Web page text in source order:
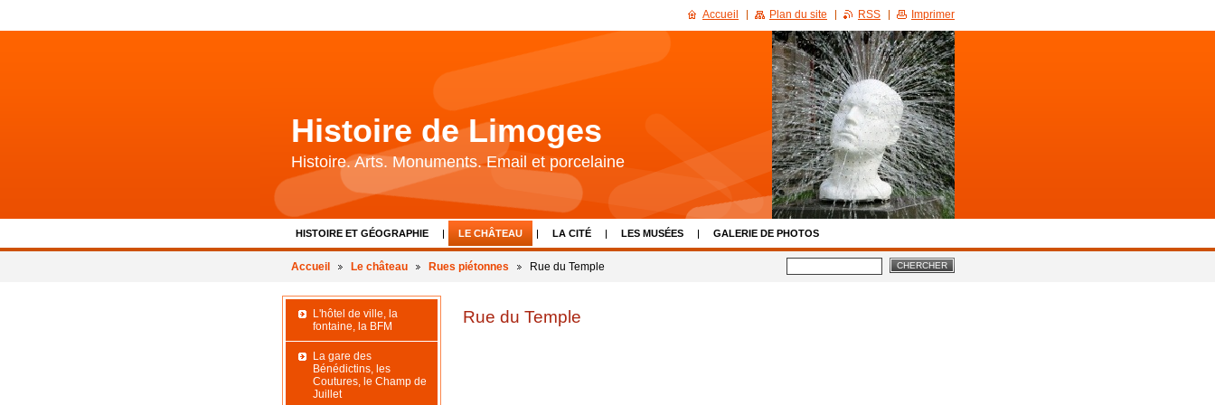
Histoire de Limoges
Histoire. Arts. Monuments. Email et porcelaine
HISTOIRE ET GÉOGRAPHIE LE CHÂTEAU LA CITÉ LES MUSÉES GALERIE DE PHOTOS
BIBLIOGRAPHIE ET LIENS CALENDRIER D'ÉVÈNEMENTS
Accueil Le château Rues piétonnes Rue du Temple
Rue du Temple
L'hôtel de ville, la
fontaine, la BFM
La gare des
Bénédictins, les
Coutures, le Champ de
Juillet
Accueil Plan du site RSS Imprimer